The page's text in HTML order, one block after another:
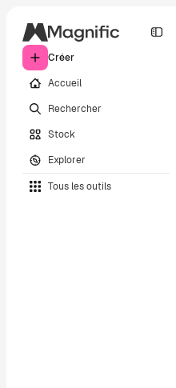
Créer
Accueil
Rechercher
Stock
Explorer
Tous les outils